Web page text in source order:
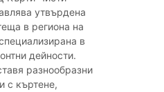
утвърдена
в региона на
в
дейности.
разнообразни
с къртене,